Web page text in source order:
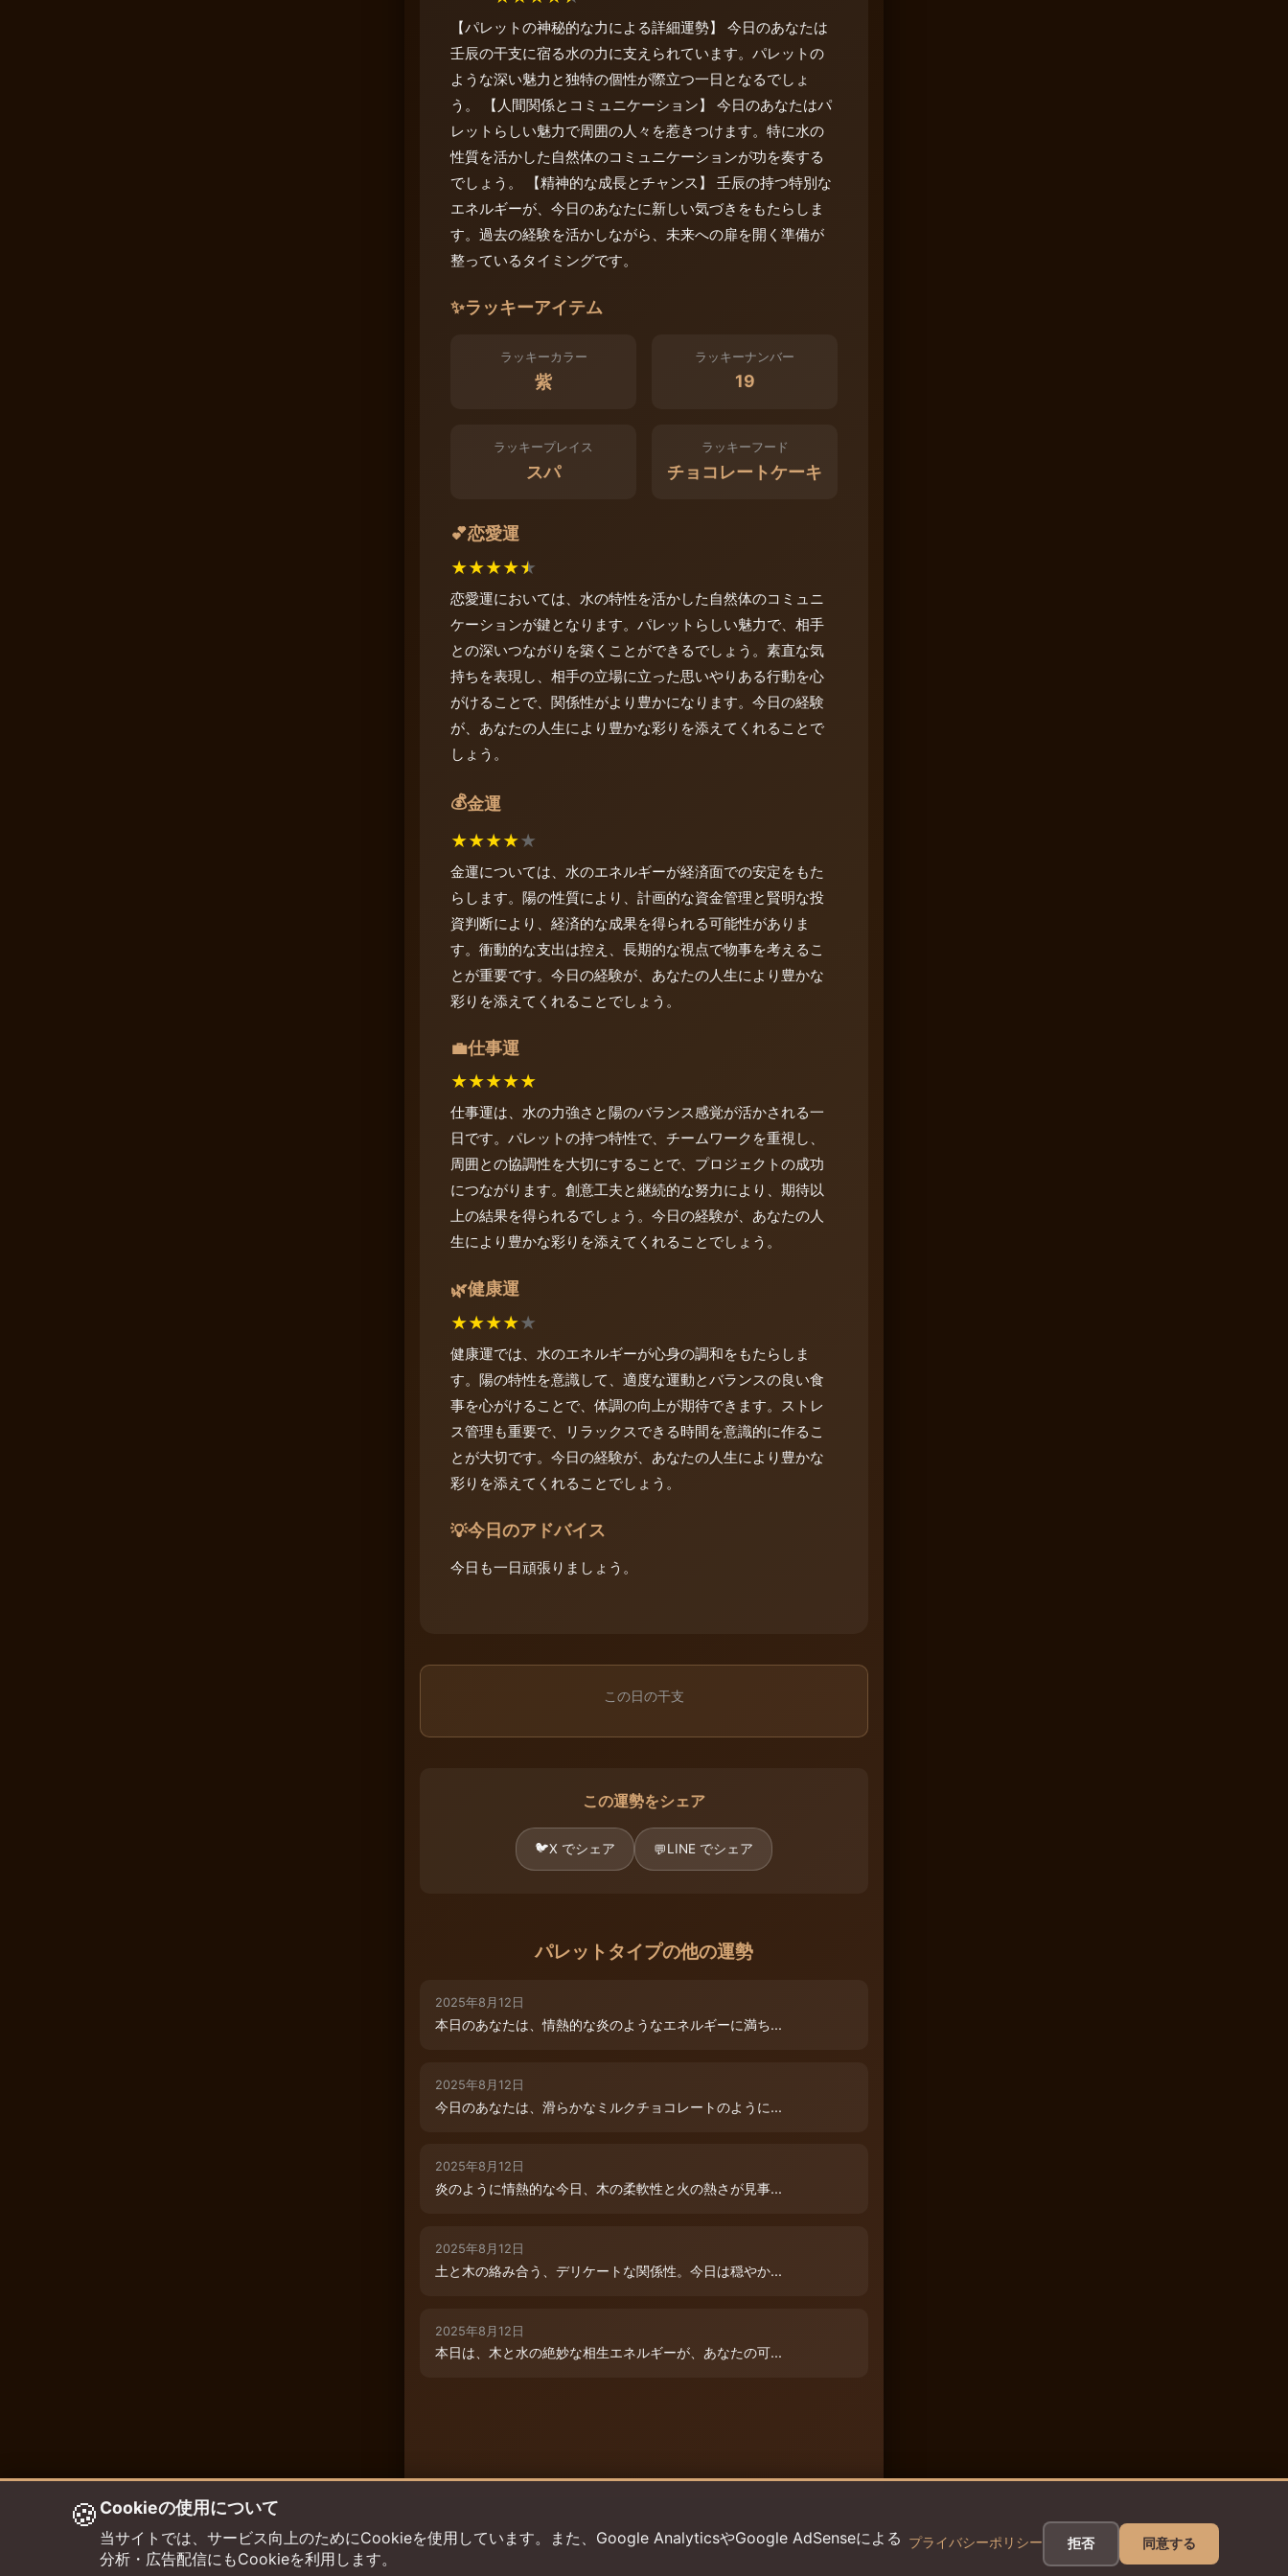
【パレットの神秘的な力による詳細運勢】 今日のあなたは
壬辰の干支に宿る水の力に支えられています。パレットの
ような深い魅力と独特の個性が際立つ一日となるでしょ
う。 【人間関係とコミュニケーション】 今日のあなたはパ
レットらしい魅力で周囲の人々を惹きつけます。特に水の
性質を活かした自然体のコミュニケーションが功を奏する
でしょう。 【精神的な成長とチャンス】 壬辰の持つ特別な
エネルギーが、今日のあなたに新しい気づきをもたらしま
す。過去の経験を活かしながら、未来への扉を開く準備が
整っているタイミングです。
✨ラッキーアイテム
ラッキーカラー
紫
ラッキーナンバー
19
ラッキープレイス
スパ
ラッキーフード
チョコレートケーキ
💕恋愛運
★★★★★
恋愛運においては、水の特性を活かした自然体のコミュニ
ケーションが鍵となります。パレットらしい魅力で、相手
との深いつながりを築くことができるでしょう。素直な気
持ちを表現し、相手の立場に立った思いやりある行動を心
がけることで、関係性がより豊かになります。今日の経験
が、あなたの人生により豊かな彩りを添えてくれることで
しょう。
💰金運
★★★★★
金運については、水のエネルギーが経済面での安定をもた
らします。陽の性質により、計画的な資金管理と賢明な投
資判断により、経済的な成果を得られる可能性がありま
す。衝動的な支出は控え、長期的な視点で物事を考えるこ
とが重要です。今日の経験が、あなたの人生により豊かな
彩りを添えてくれることでしょう。
💼仕事運
★★★★★
仕事運は、水の力強さと陽のバランス感覚が活かされる一
日です。パレットの持つ特性で、チームワークを重視し、
周囲との協調性を大切にすることで、プロジェクトの成功
につながります。創意工夫と継続的な努力により、期待以
上の結果を得られるでしょう。今日の経験が、あなたの人
生により豊かな彩りを添えてくれることでしょう。
🌿健康運
★★★★★
健康運では、水のエネルギーが心身の調和をもたらしま
す。陽の特性を意識して、適度な運動とバランスの良い食
事を心がけることで、体調の向上が期待できます。ストレ
ス管理も重要で、リラックスできる時間を意識的に作るこ
とが大切です。今日の経験が、あなたの人生により豊かな
彩りを添えてくれることでしょう。
💡今日のアドバイス
今日も一日頑張りましょう。
この日の干支
この運勢をシェア
🐦X でシェア 💬LINE でシェア
パレットタイプの他の運勢
2025年8月12日
本日のあなたは、情熱的な炎のようなエネルギーに満ち...
2025年8月12日
今日のあなたは、滑らかなミルクチョコレートのように...
2025年8月12日
炎のように情熱的な今日、木の柔軟性と火の熱さが見事...
2025年8月12日
土と木の絡み合う、デリケートな関係性。今日は穏やか...
2025年8月12日
本日は、木と水の絶妙な相生エネルギーが、あなたの可...
🍪 Cookieの使用について
当サイトでは、サービス向上のためにCookieを使用しています。また、Google AnalyticsやGoogle AdSenseによる
分析・広告配信にもCookieを利用します。
プライバシーポリシー 拒否 同意する